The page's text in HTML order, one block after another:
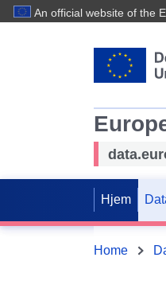
An official website of the
Hjem
Home